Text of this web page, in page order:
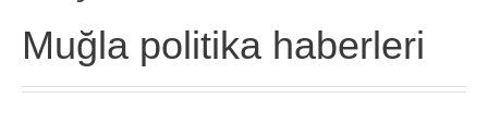
Muğla politika haberleri